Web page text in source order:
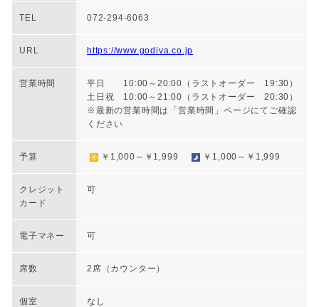
TEL 072-294-6063
URL https://www.godiva.co.jp
営業時間
平日 10:00～20:00（ラストオーダー 19:30）
土日祝 10:00～21:00（ラストオーダー 20:30）
※最新の営業時間は「営業時間」ページにてご確認
ください
予算 ￥1,000～￥1,999 ￥1,000～￥1,999
クレジット
カード
可
電子マネー 可
席数 2席（カウンター）
個室 なし